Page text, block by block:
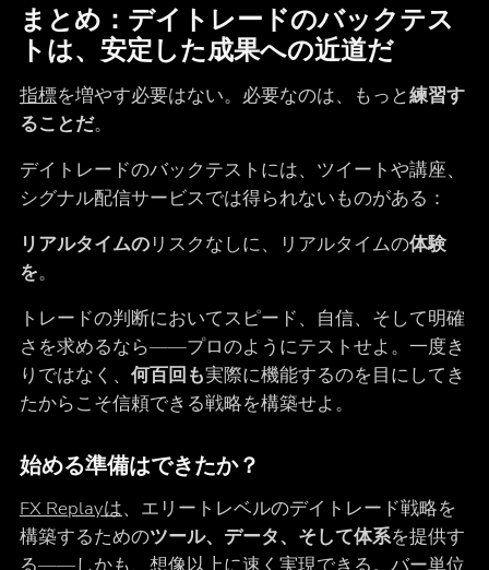
まとめ：デイトレードのバックテス
トは、安定した成果への近道だ
指標を増やす必要はない。必要なのは、もっと練習す
ることだ。
デイトレードのバックテストには、ツイートや講座、
シグナル配信サービスでは得られないものがある：
リアルタイムのリスクなしに、リアルタイムの体験
を。
トレードの判断においてスピード、自信、そして明確
さを求めるなら――プロのようにテストせよ。一度き
りではなく、 何百回も実際に機能するのを目にしてき
たからこそ信頼できる戦略を構築せよ。
始める準備はできたか？
FX Replayは、エリートレベルのデイトレード戦略を
構築するためのツール、データ、そして体系を提供す
る――しかも、想像以上に速く実現できる。バー単位